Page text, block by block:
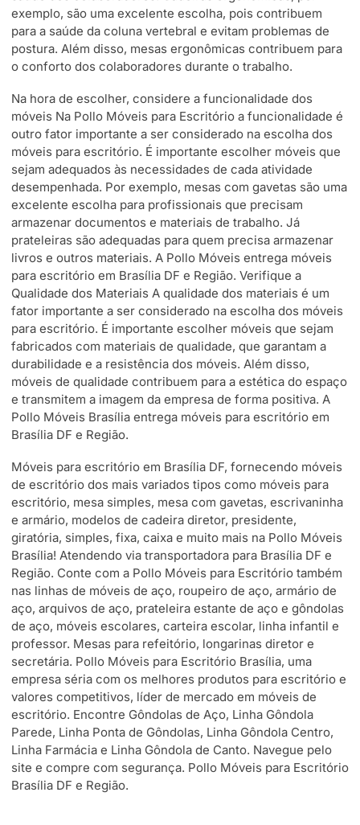
exemplo, são uma excelente escolha, pois contribuem
para a saúde da coluna vertebral e evitam problemas de
postura. Além disso, mesas ergonômicas contribuem para
o conforto dos colaboradores durante o trabalho.
Na hora de escolher, considere a funcionalidade dos
móveis Na Pollo Móveis para Escritório a funcionalidade é
outro fator importante a ser considerado na escolha dos
móveis para escritório. É importante escolher móveis que
sejam adequados às necessidades de cada atividade
desempenhada. Por exemplo, mesas com gavetas são uma
excelente escolha para profissionais que precisam
armazenar documentos e materiais de trabalho. Já
prateleiras são adequadas para quem precisa armazenar
livros e outros materiais. A Pollo Móveis entrega móveis
para escritório em Brasília DF e Região. Verifique a
Qualidade dos Materiais A qualidade dos materiais é um
fator importante a ser considerado na escolha dos móveis
para escritório. É importante escolher móveis que sejam
fabricados com materiais de qualidade, que garantam a
durabilidade e a resistência dos móveis. Além disso,
móveis de qualidade contribuem para a estética do espaço
e transmitem a imagem da empresa de forma positiva. A
Pollo Móveis Brasília entrega móveis para escritório em
Brasília DF e Região.
Móveis para escritório em Brasília DF, fornecendo móveis
de escritório dos mais variados tipos como móveis para
escritório, mesa simples, mesa com gavetas, escrivaninha
e armário, modelos de cadeira diretor, presidente,
giratória, simples, fixa, caixa e muito mais na Pollo Móveis
Brasília! Atendendo via transportadora para Brasília DF e
Região. Conte com a Pollo Móveis para Escritório também
nas linhas de móveis de aço, roupeiro de aço, armário de
aço, arquivos de aço, prateleira estante de aço e gôndolas
de aço, móveis escolares, carteira escolar, linha infantil e
professor. Mesas para refeitório, longarinas diretor e
secretária. Pollo Móveis para Escritório Brasília, uma
empresa séria com os melhores produtos para escritório e
valores competitivos, líder de mercado em móveis de
escritório. Encontre Gôndolas de Aço, Linha Gôndola
Parede, Linha Ponta de Gôndolas, Linha Gôndola Centro,
Linha Farmácia e Linha Gôndola de Canto. Navegue pelo
site e compre com segurança. Pollo Móveis para Escritório
Brasília DF e Região.